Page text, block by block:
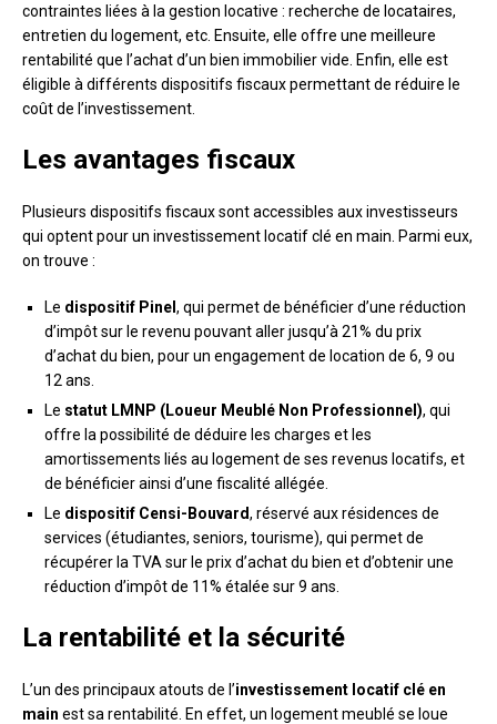
contraintes liées à la gestion locative : recherche de locataires,
entretien du logement, etc. Ensuite, elle offre une meilleure
rentabilité que l’achat d’un bien immobilier vide. Enfin, elle est
éligible à différents dispositifs fiscaux permettant de réduire le
coût de l’investissement.
Les avantages fiscaux
Plusieurs dispositifs fiscaux sont accessibles aux investisseurs
qui optent pour un investissement locatif clé en main. Parmi eux,
on trouve :
Le dispositif Pinel , qui permet de bénéficier d’une réduction
d’impôt sur le revenu pouvant aller jusqu’à 21% du prix
d’achat du bien, pour un engagement de location de 6, 9 ou
12 ans.
Le statut LMNP (Loueur Meublé Non Professionnel), qui
offre la possibilité de déduire les charges et les
amortissements liés au logement de ses revenus locatifs, et
de bénéficier ainsi d’une fiscalité allégée.
Le dispositif Censi-Bouvard, réservé aux résidences de
services (étudiantes, seniors, tourisme), qui permet de
récupérer la TVA sur le prix d’achat du bien et d’obtenir une
réduction d’impôt de 11% étalée sur 9 ans.
La rentabilité et la sécurité
L’un des principaux atouts de l’investissement locatif clé en
main est sa rentabilité. En effet, un logement meublé se loue